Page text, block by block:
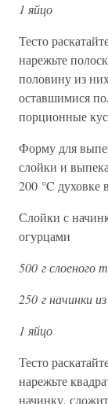
1 яйцо
Тесто
нарежьте
половину из
оставшимися
порционные
Форму для
слойки и
200 °C духовке
Слойки с
огурцами
500 г слоеного
250 г начинки
1 яйцо
Тесто
нарежьте
начинку,